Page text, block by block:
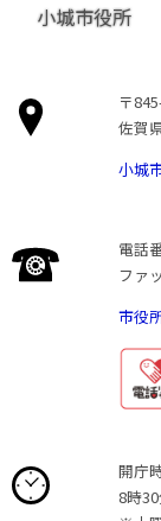
小城市役所
〒
佐賀
小城
電話
ファ
市役
開庁
8時